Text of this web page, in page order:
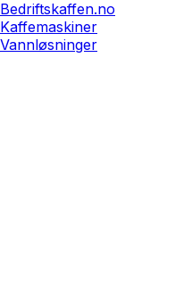
Bedriftskaffen.no
Kaffemaskiner
Vannløsninger